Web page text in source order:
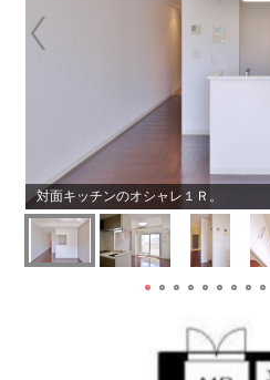
対面キッチンのオシャレ１Ｒ。